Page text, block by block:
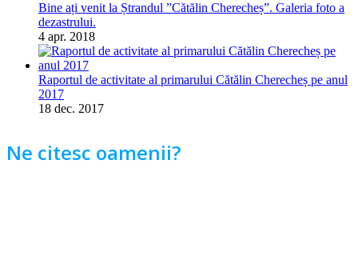
Bine ați venit la Ștrandul ”Cătălin Cherecheș”. Galeria foto a
dezastrului.
4 apr. 2018
Raportul de activitate al primarului Cătălin Cherecheș pe anul
2017
18 dec. 2017
Ne citesc oamenii?